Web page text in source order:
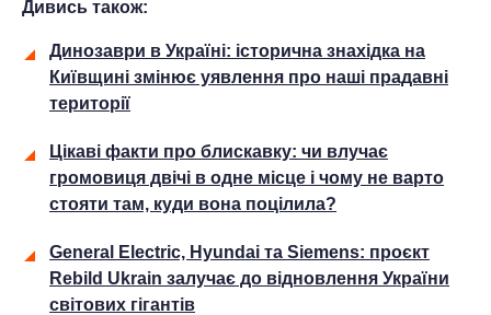
Дивись також:
Динозаври в Україні: історична знахідка на
Київщині змінює уявлення про наші прадавні
території
Цікаві факти про блискавку: чи влучає
громовиця двічі в одне місце і чому не варто
стояти там, куди вона поцілила?
General Electric, Hyundai та Siemens: проєкт
Rebild Ukrain залучає до відновлення України
світових гігантів